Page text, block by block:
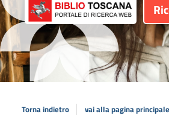
Torna indietro vai alla pagina principale